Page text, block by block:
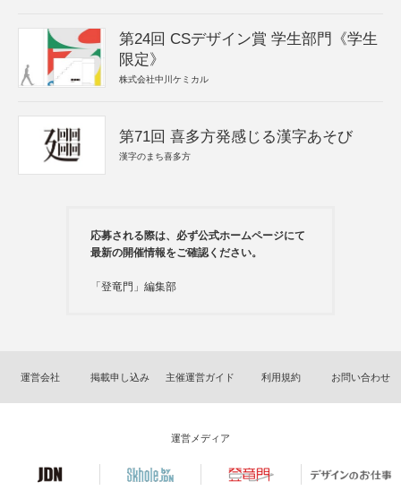
第24回 CSデザイン賞 学生部門《学生
限定》
株式会社中川ケミカル
第71回 喜多方発感じる漢字あそび
漢字のまち喜多方
応募される際は、必ず公式ホームページにて
最新の開催情報をご確認ください。
「登竜門」編集部
運営会社 掲載申し込み 主催運営ガイド 利用規約 お問い合わせ
運営メディア